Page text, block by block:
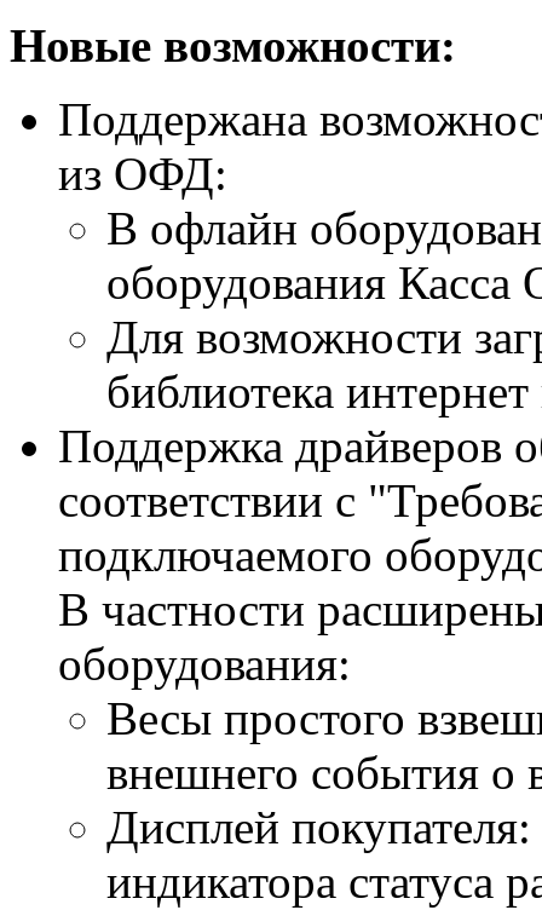
Новые возможности:
Поддержана
из ОФД:
В офлайн
оборудования
Для возможности
библиотека
Поддержка драйверов
соответствии с
подключаемого
В частности
оборудования:
Весы простого
внешнего события о
Дисплей покупателя:
индикатора статуса